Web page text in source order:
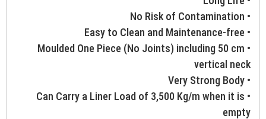
• No Risk of Contamination
• Easy to Clean and Maintenance-free
• Moulded One Piece (No Joints) including 50 cm
vertical neck
• Very Strong Body
• Can Carry a Liner Load of 3,500 Kg/m when it is
empty